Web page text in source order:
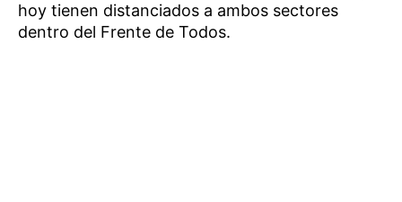
hoy tienen distanciados a ambos sectores
dentro del Frente de Todos.